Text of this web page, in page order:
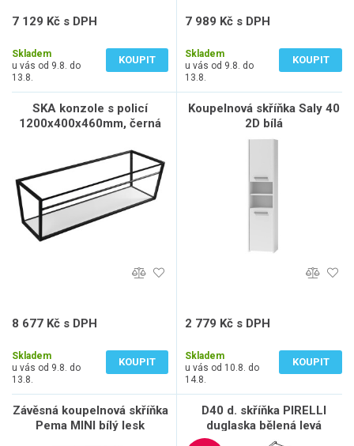
7 129 Kč s DPH
Skladem
u vás od 9.8. do
13.8.
KOUPIT
7 989 Kč s DPH
Skladem
u vás od 9.8. do
13.8.
KOUPIT
SKA konzole s policí
1200x400x460mm, černá
8 677 Kč s DPH
Skladem
u vás od 9.8. do
13.8.
KOUPIT
Koupelnová skříňka Saly 40
2D bílá
2 779 Kč s DPH
Skladem
u vás od 10.8. do
14.8.
KOUPIT
Závěsná koupelnová skříňka
Pema MINI bílý lesk
D40 d. skříňka PIRELLI
duglaska bělená levá